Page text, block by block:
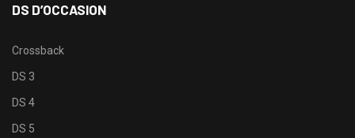
DS D’OCCASION
Crossback
DS 3
DS 4
DS 5